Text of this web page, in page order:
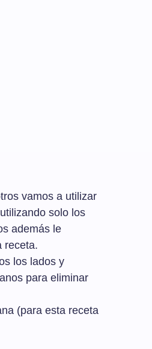
vamos a utilizar
solo los
además le
receta.
los lados y
para eliminar
(para esta receta